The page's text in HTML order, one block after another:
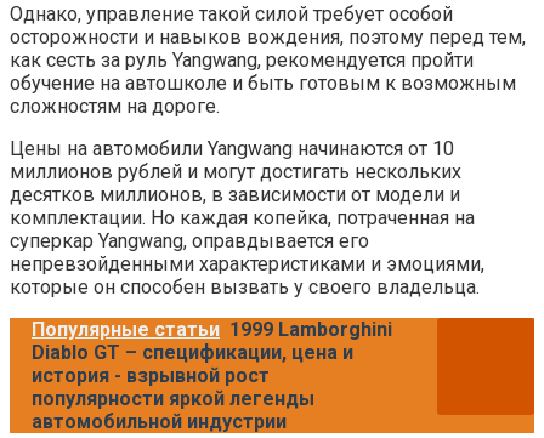
Однако, управление такой силой требует особой
осторожности и навыков вождения, поэтому перед тем,
как сесть за руль Yangwang, рекомендуется пройти
обучение на автошколе и быть готовым к возможным
сложностям на дороге.
Цены на автомобили Yangwang начинаются от 10
миллионов рублей и могут достигать нескольких
десятков миллионов, в зависимости от модели и
комплектации. Но каждая копейка, потраченная на
суперкар Yangwang, оправдывается его
непревзойденными характеристиками и эмоциями,
которые он способен вызвать у своего владельца.
Популярные статьи 1999 Lamborghini
Diablo GT – спецификации, цена и
история - взрывной рост
популярности яркой легенды
автомобильной индустрии